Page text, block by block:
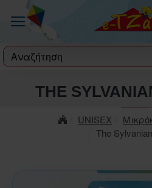
label
UNISEX
The
THE